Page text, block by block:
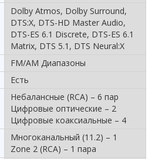
Dolby Atmos, Dolby Surround,
DTS:X, DTS-HD Master Audio,
DTS-ES 6.1 Discrete, DTS-ES 6.1
Matrix, DTS 5.1, DTS Neural:X
FM/AM Диапазоны
Есть
Небалансные (RCA) – 6 пар
Цифровые оптические – 2
Цифровые коаксиальные – 4
Многоканальный (11.2) – 1
Zone 2 (RCA) – 1 пара